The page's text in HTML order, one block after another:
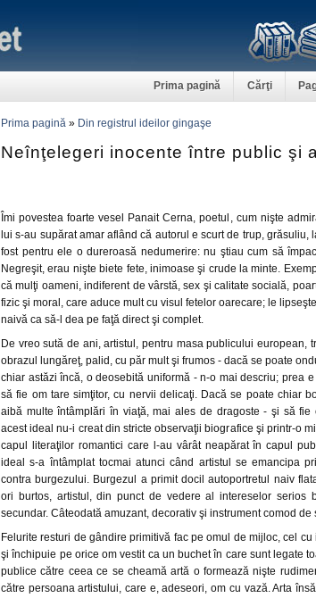
Prima pagină Cărţi
Prima pagină » Din registrul ideilor gingaşe
Neînţelegeri inocente între public şi
Îmi povestea foarte vesel Panait Cerna, poetul, cum nişte
lui s-au supărat amar aflând că autorul e scurt de trup, grăsuliu,
fost pentru ele o dureroasă nedumerire: nu ştiau cum să
Negreşit, erau nişte biete fete, inimoase şi crude la minte.
că mulţi oameni, indiferent de vârstă, sex şi calitate socială,
fizic şi moral, care aduce mult cu visul fetelor oarecare; le
naivă ca să-l dea pe faţă direct şi complet.
De vreo sută de ani, artistul, pentru masa publicului european,
obrazul lungăreţ, palid, cu păr mult şi frumos - dacă se poate
chiar astăzi încă, o deosebită uniformă - n-o mai descriu; prea
să fie om tare simţitor, cu nervii delicaţi. Dacă se poate chiar
aibă multe întâmplări în viaţă, mai ales de dragoste - şi să fie
acest ideal nu-i creat din stricte observaţii biografice şi printr-o
capul literaţilor romantici care l-au vârât neapărat în capul
ideal s-a întâmplat tocmai atunci când artistul se emancipa
contra burgezului. Burgezul a primit docil autoportretul naiv
ori burtos, artistul, din punct de vedere al intereselor serios
secundar. Câteodată amuzant, decorativ şi instrument comod de
Felurite resturi de gândire primitivă fac pe omul de mijloc, cel
şi închipuie pe orice om vestit ca un buchet în care sunt legate
publice către ceea ce se cheamă artă o formează nişte
către persoana artistului, care e, adeseori, om cu vază. Arta